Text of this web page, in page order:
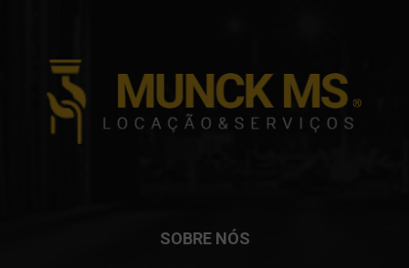
SOBRE NÓS